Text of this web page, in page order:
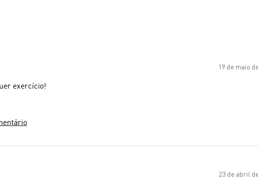
19 de maio
exercício!
23 de abril